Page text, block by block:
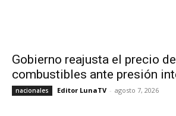
Gobierno reajusta el precio
combustibles ante presión
nacionales Editor LunaTV - agosto 7, 2026